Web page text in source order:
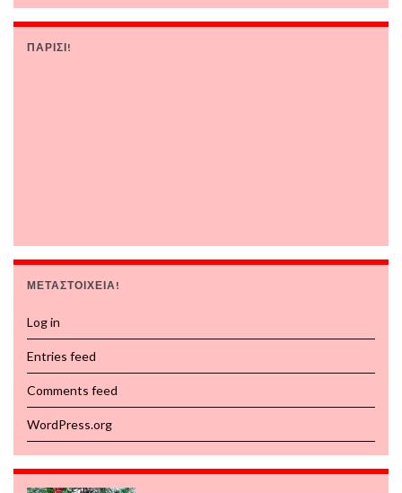
ΠΑΡΙΣΙ!
ΜΕΤΑΣΤΟΙΧΕΙΑ!
Log in
Entries feed
Comments feed
WordPress.org